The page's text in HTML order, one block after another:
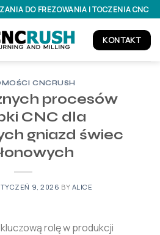
DO FREZOWANIA I TOCZENIA CNC
KONTAKT
CNCRUSH
procesów
CNC dla
gniazd świec
9, 2026 BY ALICE
rolę w produkcji